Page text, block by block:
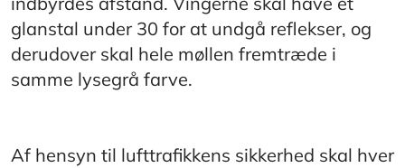
glanstal under 30 for at undgå reflekser, og
derudover skal hele møllen fremtræde i
samme lysegrå farve.
Af hensyn til lufttrafikkens sikkerhed skal hver